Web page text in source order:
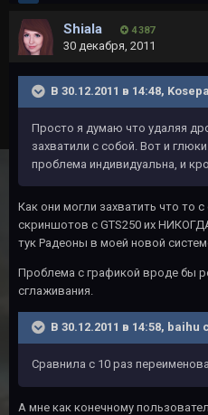
Shiala 4 387
30 декабря, 2011
В 30.12.2011 в 14:48,
Просто я думаю что удаляя
захватили с собой. Вот и
проблема индивидуальна, и
Как они могли захватить что то
скриншотов с GTS250 их
тук Радеоны в моей новой
Проблема с графикой вроде бы
сглаживания.
В 30.12.2011 в 14:58, baihu
Сравнила с 10 раз
А мне как конечному